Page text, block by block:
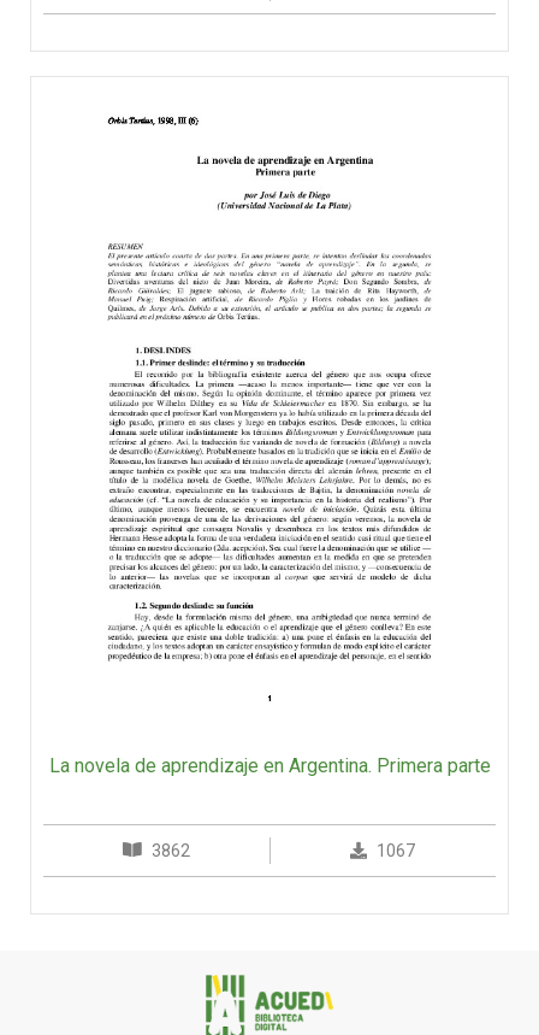
La novela de aprendizaje en Argentina. Primera parte
3862 1067